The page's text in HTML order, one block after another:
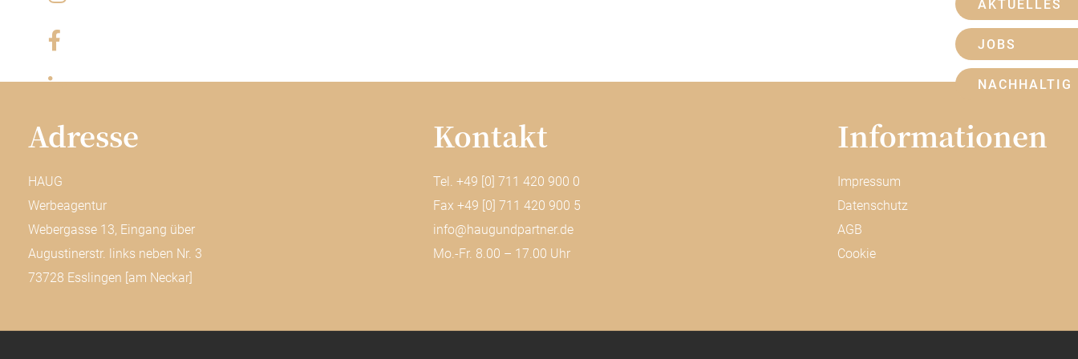
Adresse
HAUG
Werbeagentur
Webergasse 13, Eingang über
Augustinerstr. links neben Nr. 3
73728 Esslingen [am Neckar]
Kontakt
Tel. +49 [0] 711 420 900 0
Fax +49 [0] 711 420 900 5
info@haugundpartner.de
Mo.-Fr. 8.00 – 17.00 Uhr
Informa­tionen
Impressum
Datenschutz
AGB
Cookie
AKTUELLES
JOBS
NACHHALTIG